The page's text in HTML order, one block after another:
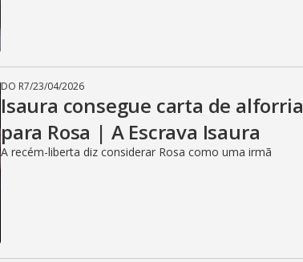
DO R7/23/04/2026
Isaura consegue carta de alforria
para Rosa | A Escrava Isaura
A recém-liberta diz considerar Rosa como uma irmã